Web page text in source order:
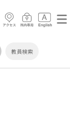
教員検索